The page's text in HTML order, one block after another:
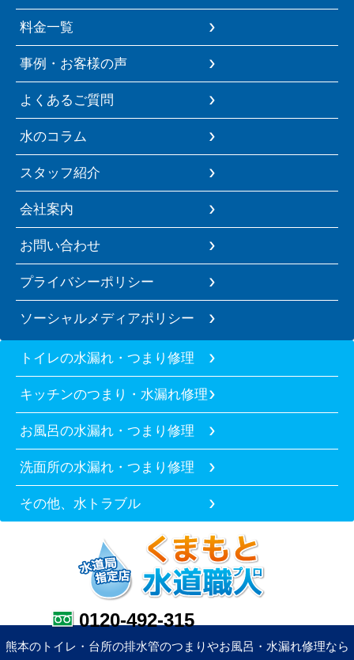
料金一覧
事例・お客様の声
よくあるご質問
水のコラム
スタッフ紹介
会社案内
お問い合わせ
プライバシーポリシー
ソーシャルメディアポリシー
トイレの水漏れ・つまり修理
キッチンのつまり・水漏れ修理
お風呂の水漏れ・つまり修理
洗面所の水漏れ・つまり修理
その他、水トラブル
0120-492-315
熊本のトイレ・台所の排水管のつまりやお風呂・水漏れ修理なら